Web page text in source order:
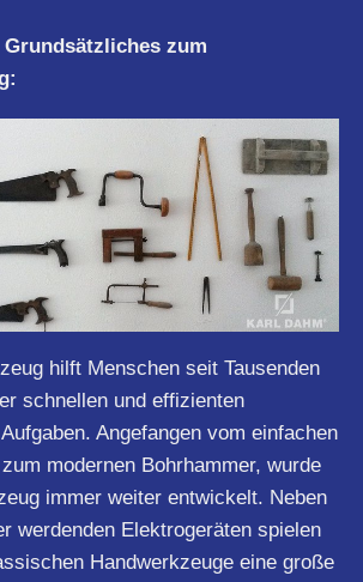
zum
hilft Menschen seit Tausenden
schnellen und effizienten
Angefangen vom einfachen
modernen Bohrhammer, wurde
immer weiter entwickelt. Neben
werdenden Elektrogeräten spielen
Handwerkzeuge eine große